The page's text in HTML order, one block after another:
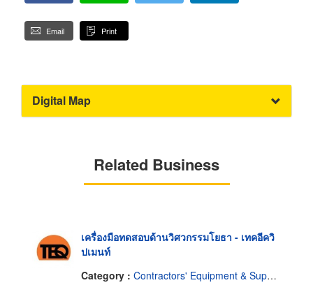
Email Print
Digital Map
Related Business
เครื่องมือทดสอบด้านวิศวกรรมโยธา - เทคอีควิ
ปเมนท์
Category : Contractors' Equipment & Supplies